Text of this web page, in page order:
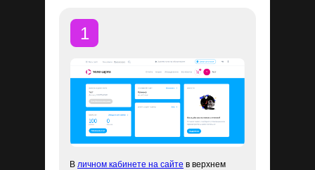
В личном кабинете на сайте в верхнем
1